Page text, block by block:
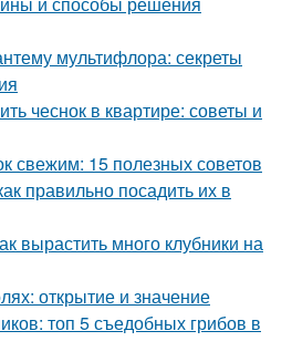
мультифлора: секреты
чеснок в квартире: советы и
свежим: 15 полезных советов
правильно посадить их в
вырастить много клубники на
открытие и значение
топ 5 съедобных грибов в